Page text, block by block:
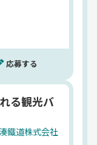
道の乗り放
ループなら
れて、プラ
着ワーク"を始
会社】でのお
応募する
る観光バ
鐵道株式会社